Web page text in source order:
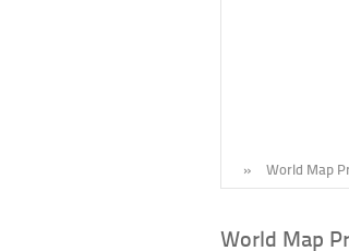
» World Map
World Map